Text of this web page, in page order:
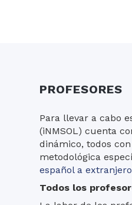
PROFESORES
Para llevar a cabo
(iNMSOL) cuenta
dinámico, todos
metodológica
español a
Todos los